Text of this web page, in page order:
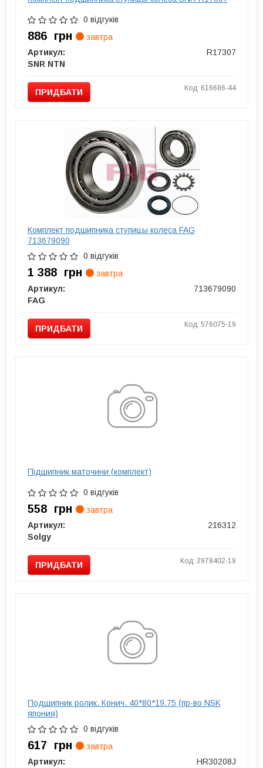
0 відгуків
886 грн
завтра
Артикул:
R17307
SNR NTN
ПРИДБАТИ Код: 616686-44
Комплект подшипника ступицы колеса FAG
713679090
0 відгуків
1 388 грн
завтра
Артикул:
713679090
FAG
ПРИДБАТИ Код: 576075-19
Підшипник маточини (комплект)
0 відгуків
558 грн
завтра
Артикул:
216312
Solgy
ПРИДБАТИ Код: 2978402-19
Подшипник ролик. Конич. 40*80*19.75 (пр-во NSK
япония)
0 відгуків
617 грн
завтра
Артикул:
HR30208J